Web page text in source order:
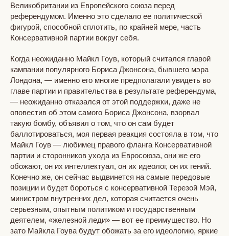
Великобритании из Европейского союза перед
референдумом. Именно это сделало ее политической
фигурой, способной сплотить, по крайней мере, часть
Консервативной партии вокруг себя.
Когда неожиданно Майкл Гоув, который считался главой
кампании популярного Бориса Джонсона, бывшего мэра
Лондона, — именно его многие предполагали увидеть во
главе партии и правительства в результате референдума,
— неожиданно отказался от этой поддержки, даже не
оповестив об этом самого Бориса Джонсона, взорвал
такую бомбу, объявил о том, что он сам будет
баллотироваться, моя первая реакция состояла в том, что
Майкл Гоув — любимец правого фланга Консервативной
партии и сторонников ухода из Евросоюза, они же его
обожают, он их интеллектуал, он их идеолог, он их гений.
Конечно же, он сейчас выдвинется на самые передовые
позиции и будет бороться с консервативной Терезой Мэй,
министром внутренних дел, которая считается очень
серьезным, опытным политиком и государственным
деятелем, «железной леди» — вот ее преимущество. Но
зато Майкла Гоува будут обожать за его идеологию, яркие